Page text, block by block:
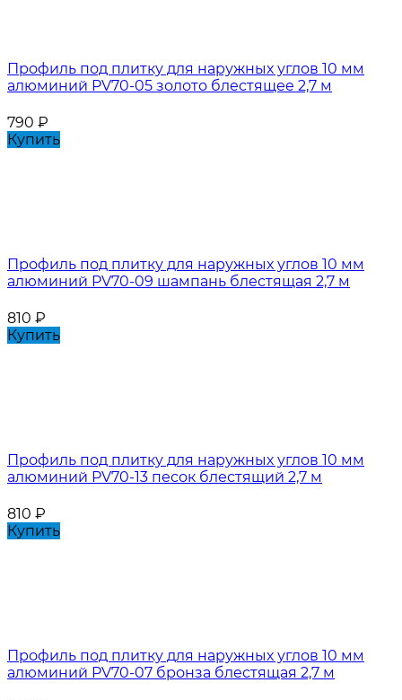
Профиль под плитку для наружных углов 10 мм
алюминий PV70-05 золото блестящее 2,7 м
790 ₽
Купить
Профиль под плитку для наружных углов 10 мм
алюминий PV70-09 шампань блестящая 2,7 м
810 ₽
Купить
Профиль под плитку для наружных углов 10 мм
алюминий PV70-13 песок блестящий 2,7 м
810 ₽
Купить
Профиль под плитку для наружных углов 10 мм
алюминий PV70-07 бронза блестящая 2,7 м